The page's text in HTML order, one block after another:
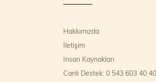
Hakkımızda
İletişim
İnsan Kaynakları
Canlı Destek: 0 543 603 40 40